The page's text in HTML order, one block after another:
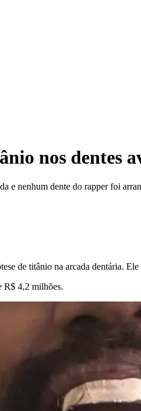
nos dentes
e nenhum dente do rapper foi
de titânio na arcada dentária.
R$ 4,2 milhões.